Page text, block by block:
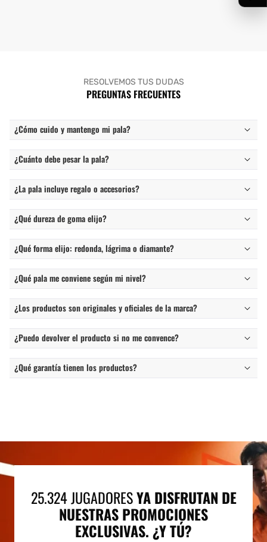
RESOLVEMOS TUS DUDAS
PREGUNTAS FRECUENTES
¿Cómo cuido y mantengo mi pala?
¿Cuánto debe pesar la pala?
¿La pala incluye regalo o accesorios?
¿Qué dureza de goma elijo?
¿Qué forma elijo: redonda, lágrima o diamante?
¿Qué pala me conviene según mi nivel?
¿Los productos son originales y oficiales de la marca?
¿Puedo devolver el producto si no me convence?
¿Qué garantía tienen los productos?
25.324 JUGADORESYA DISFRUTAN DE
NUESTRAS PROMOCIONES
EXCLUSIVAS. ¿Y TÚ?